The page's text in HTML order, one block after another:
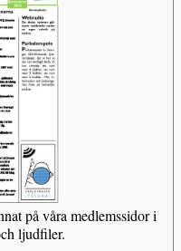
på våra medlemssidor i
ljudfiler.